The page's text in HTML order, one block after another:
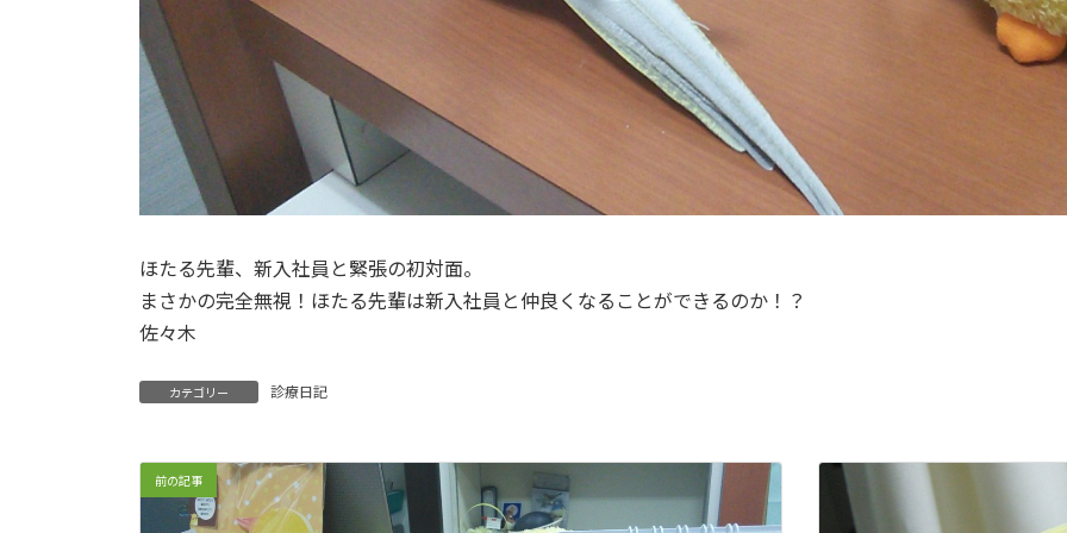
ほたる先輩、新入社員と緊張の初対面。
まさかの完全無視！ほたる先輩は新入社員と仲良くなることができるのか！？
佐々木
カテゴリー 診療日記
前の記事